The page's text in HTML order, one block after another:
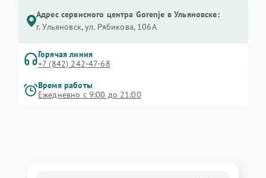
Адрес сервисного центра Gorenje в Ульяновске:
г. Ульяновск, ул. Рябикова, 106А
Горячая линия
+7 (842) 242-47-68
Время работы
Ежедневно с 9:00 до 21:00